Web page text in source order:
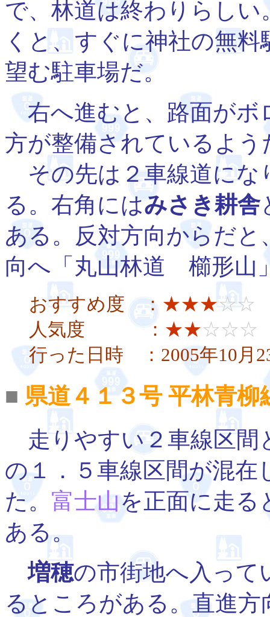
で、林道は終わりらしい
くと、すぐに神社の無
望む駐車場だ。
右へ進むと、路面がボ
方が整備されているよう
その先は２車線道にな
る。右角にはみさき耕舎
ある。反対方向からだ
向へ「丸山林道 櫛形山
おすすめ度 ： ★★★☆☆
人気度 ： ★★☆☆☆
行った日時 ：2005年10月
■ 県道４１３号 平林青柳
走りやすい２車線区間
の１．５車線区間が混在
た。 富士山を正面に走る
ある。
増穂の市街地へ入って
るところがある。直進